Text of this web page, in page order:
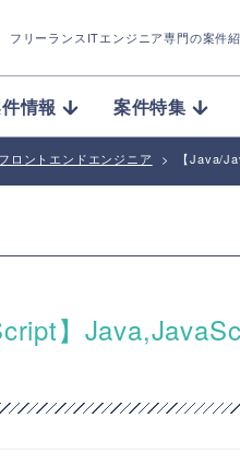
フリーランスITエンジニア専門の案件
情報 案件特集
フロントエンドエンジニア > 【Java/
】